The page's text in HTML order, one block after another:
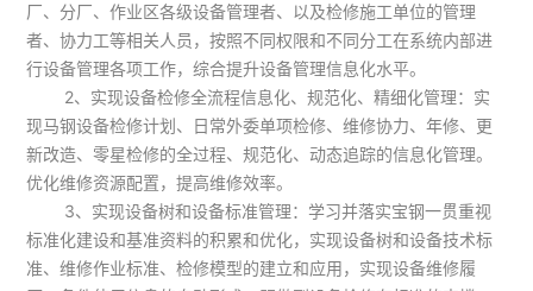
厂、分厂、作业区各级设备管理者、以及检修施工单位的管理
者、协力工等相关人员，按照不同权限和不同分工在系统内部进
行设备管理各项工作，综合提升设备管理信息化水平。
2、实现设备检修全流程信息化、规范化、精细化管理：实
现马钢设备检修计划、日常外委单项检修、维修协力、年修、更
新改造、零星检修的全过程、规范化、动态追踪的信息化管理。
优化维修资源配置，提高维修效率。
3、实现设备树和设备标准管理：学习并落实宝钢一贯重视
标准化建设和基准资料的积累和优化，实现设备树和设备技术标
准、维修作业标准、检修模型的建立和应用，实现设备维修履